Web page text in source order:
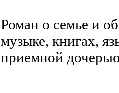
Роман о семье и
музыке, книгах,
приемной